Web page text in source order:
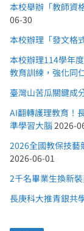
本校舉辦「教師資
06-30
本校辦理「發文格
本校辦理114學年
教育訓練，強化同
臺灣山苦瓜關鍵成
AI翻轉護理教育！
準學習大腦 2026-
2026全國教保技
2026-06-01
2千名畢業生換新
長庚科大推青銀共